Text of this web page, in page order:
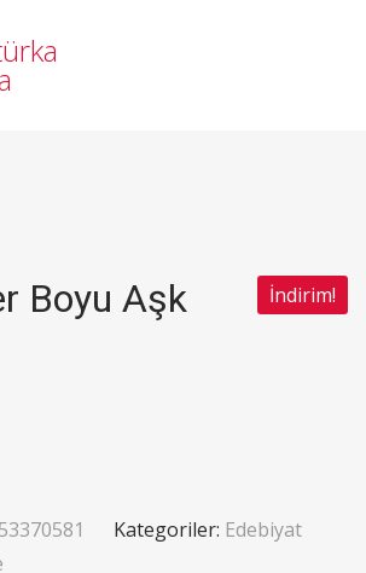
İndirim!
Boyu Aşk
Kategoriler: Edebiyat